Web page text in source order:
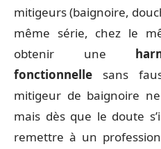
mitigeurs (baignoire,
même série, chez le
obtenir une
fonctionnelle sans
mitigeur de baignoire
mais dès que le doute
remettre à un